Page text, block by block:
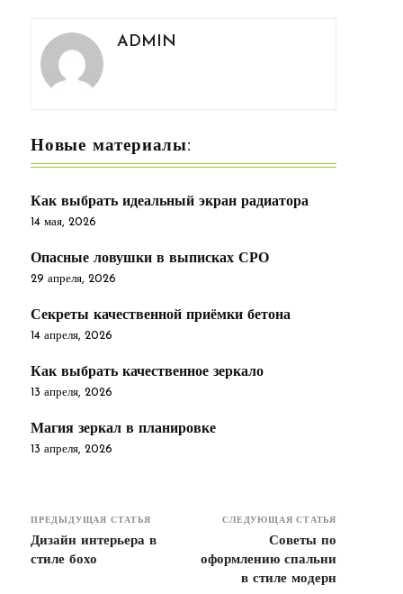
ADMIN
Новые материалы:
Как выбрать идеальный экран радиатора
14 мая, 2026
Опасные ловушки в выписках СРО
29 апреля, 2026
Секреты качественной приёмки бетона
14 апреля, 2026
Как выбрать качественное зеркало
13 апреля, 2026
Магия зеркал в планировке
13 апреля, 2026
ПРЕДЫДУЩАЯ СТАТЬЯ
Дизайн интерьера в
стиле бохо
СЛЕДУЮЩАЯ СТАТЬЯ
Советы по
оформлению спальни
в стиле модерн